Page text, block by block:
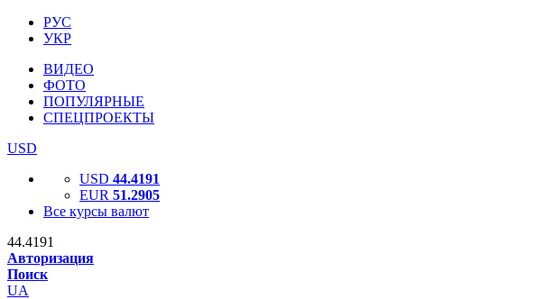
РУС
УКР
ВИДЕО
ФОТО
ПОПУЛЯРНЫЕ
СПЕЦПРОЕКТЫ
USD
USD 44.4191
EUR 51.2905
Все курсы валют
44.4191
Авторизация
Поиск
UA